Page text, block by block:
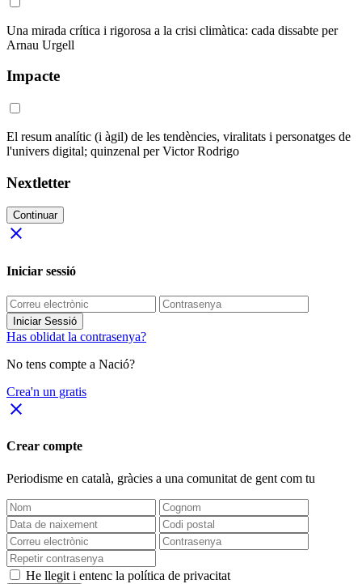
Una mirada crítica i rigorosa a la crisi climàtica: cada dissabte per
Arnau Urgell
Impacte
El resum analític (i àgil) de les tendències, viralitats i personatges de
l'univers digital; quinzenal per Victor Rodrigo
Nextletter
Continuar
close
Iniciar sessió
Iniciar Sessió
Has oblidat la contrasenya?
No tens compte a Nació?
Crea'n un gratis
close
Crear compte
Periodisme en català, gràcies a una comunitat de gent com tu
He llegit i entenc la política de privacitat